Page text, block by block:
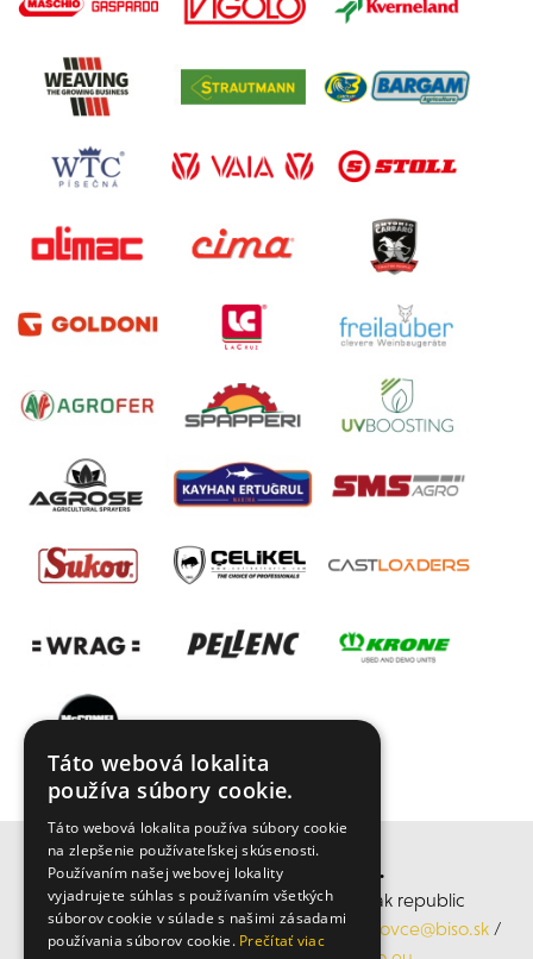
BISO SCHRATTENECKER s.r.o.
středisko Rohovce, Rohovce 290, Slovak republic
Mobil: +421 905 945 118, Email:obchodrohovce@biso.sk/
Táto webová lokalita
používa súbory cookie.
Táto webová lokalita používa súbory cookie
na zlepšenie používateľskej skúsenosti.
Používaním našej webovej lokality
vyjadrujete súhlas s používaním všetkých
súborov cookie v súlade s našimi zásadami
používania súborov cookie. Prečítať viac